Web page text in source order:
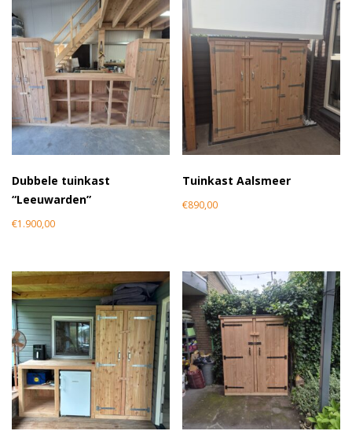
Dubbele tuinkast
“Leeuwarden”
€1.900,00
Tuinkast Aalsmeer
€890,00